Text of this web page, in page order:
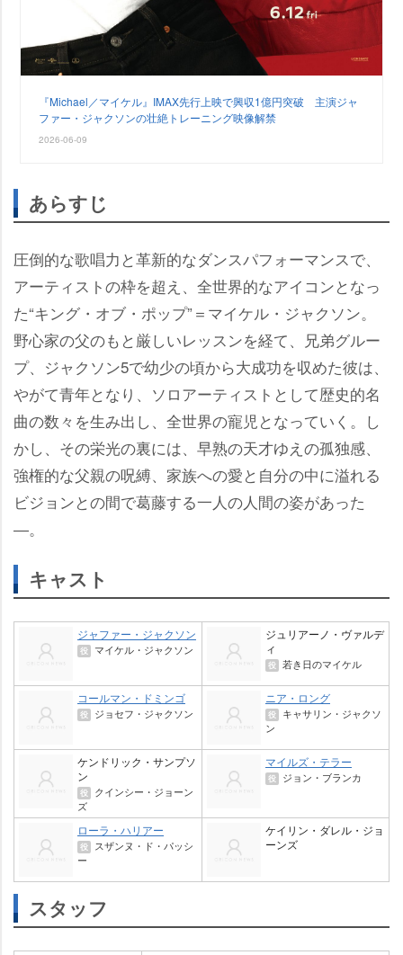
『Michael／マイケル』IMAX先行上映で興収1億円突破 主演ジャ
ファー・ジャクソンの壮絶トレーニング映像解禁
2026-06-09
あらすじ
圧倒的な歌唱力と革新的なダンスパフォーマンスで、
アーティストの枠を超え、全世界的なアイコンとなっ
た“キング・オブ・ポップ”＝マイケル・ジャクソン。
野心家の父のもと厳しいレッスンを経て、兄弟グルー
プ、ジャクソン5で幼少の頃から大成功を収めた彼は、
がて青年となり、ソロアーティストとして歴史的名
曲の数々を生み出し、全世界の寵児となっていく。し
かし、その栄光の裏には、早熟の天才ゆえの孤独感、
強権的な父親の呪縛、家族への愛と自分の中に溢れる
ビジョンとの間で葛藤する一人の人間の姿があった
―。
キャスト
ジャファー・ジャクソン
役 マイケル・ジャクソン
ジュリアーノ・ヴァルデ
ィ
役 若き日のマイケル
コールマン・ドミンゴ
役 ジョセフ・ジャクソン
ニア・ロング
役
キャサリン・ジャクソ
ン
ケンドリック・サンプソ
ン
役
クインシー・ジョーン
ズ
マイルズ・テラー
役 ジョン・ブランカ
ローラ・ハリアー
役
スザンヌ・ド・パッシ
ー
ケイリン・ダレル・ジョ
ーンズ
スタッフ